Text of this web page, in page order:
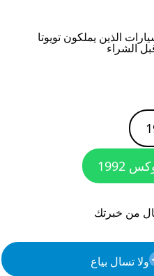
الذين يملكون تويوتا
الشراء
1992
من خبرتك
ولا تسال بياع